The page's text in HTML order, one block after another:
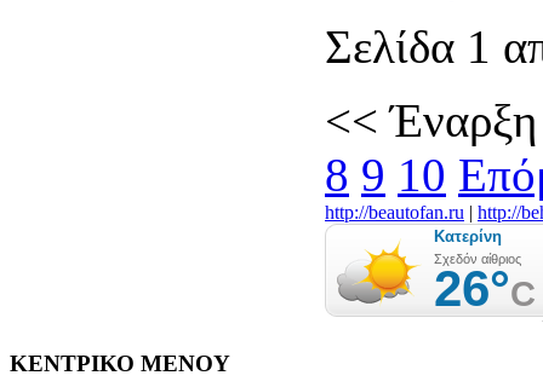
Σελίδα 1
<<Έναρξη
8 9 10
http://beautofan.ru | http://
ΚΕΝΤΡΙΚΟ ΜΕΝΟΥ